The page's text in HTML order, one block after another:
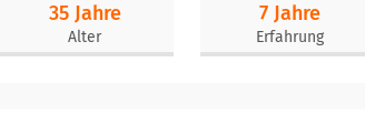
35 Jahre
Alter
7 Jahre
Erfahrung